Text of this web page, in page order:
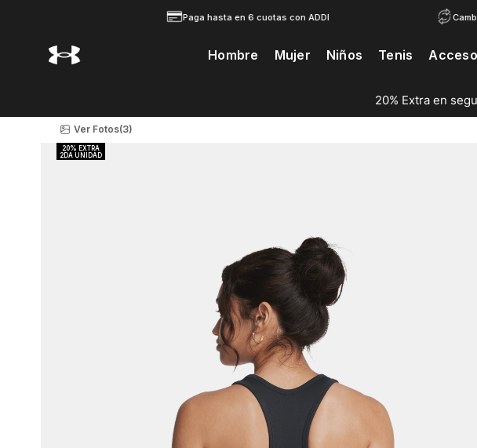
Paga hasta en 6 cuotas con ADDI
Hombre Mujer Niños Tenis
20% Extra en
Ver Fotos(3)